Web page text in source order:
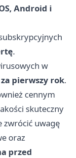
Android i
.
w
za pierwszy rok.
cennym
skuteczny
uwagę
oraz
przed